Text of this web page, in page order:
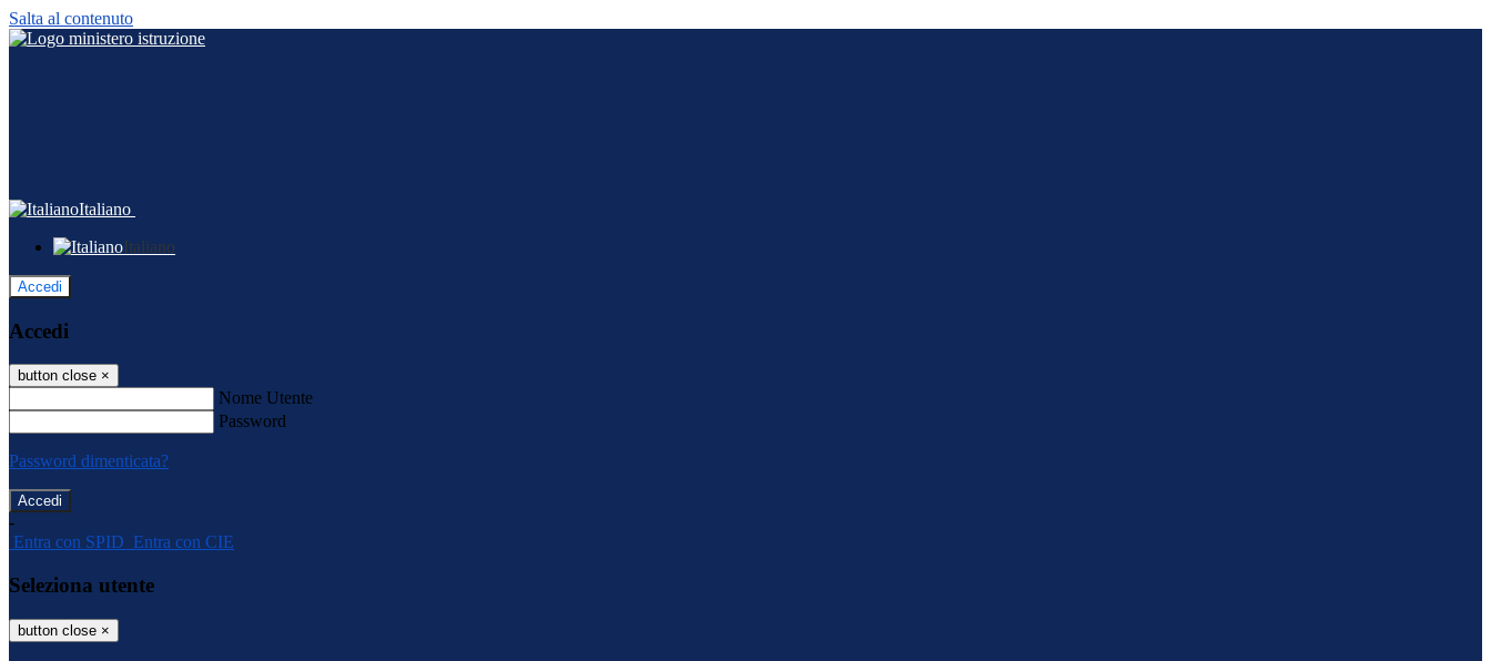
Salta al contenuto
Italiano
Italiano
Accedi
Accedi
button close ×
Nome Utente
Password
Password dimenticata?
-
Entra con SPID Entra con CIE
Seleziona utente
button close ×